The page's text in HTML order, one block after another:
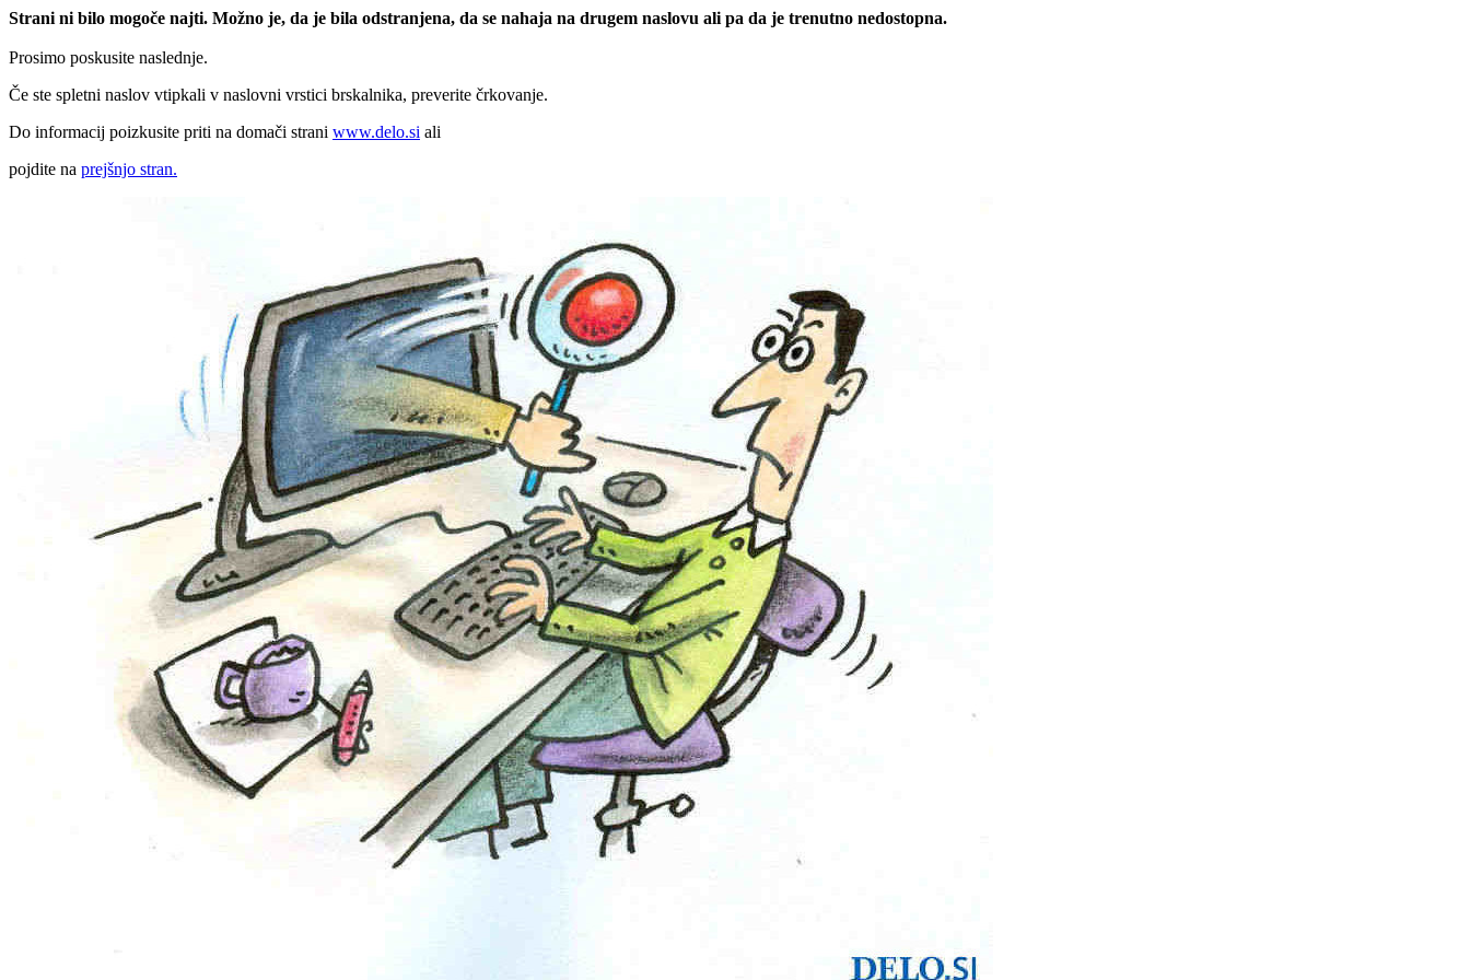
Strani ni bilo mogoče najti. Možno je, da je bila odstranjena, da se nahaja na drugem naslovu ali pa da je trenutno nedostopna.
Prosimo poskusite naslednje.
Če ste spletni naslov vtipkali v naslovni vrstici brskalnika, preverite črkovanje.
Do informacij poizkusite priti na domači strani www.delo.si ali
pojdite na prejšnjo stran.